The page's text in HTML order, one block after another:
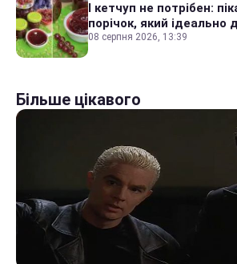
І кетчуп не потрібен:
порічок, який ідеально
08 серпня 2026, 13:39
Більше цікавого